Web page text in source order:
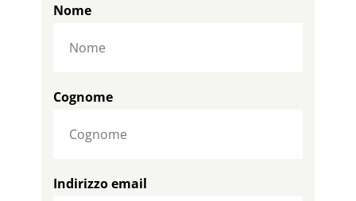
Nome
Cognome
Indirizzo email